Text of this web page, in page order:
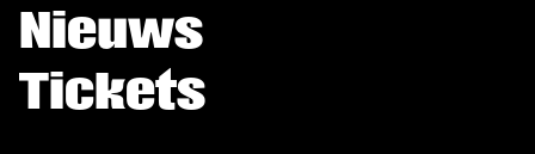
Nieuws
Tickets